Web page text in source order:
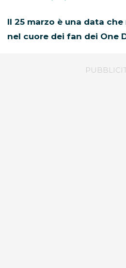
Il 25 marzo è una data
nel cuore dei fan dei One